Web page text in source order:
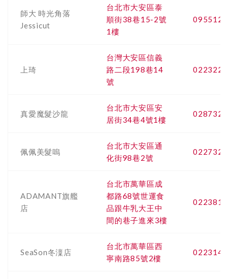
師大 時光角落
Jessicut
台北市大安區泰
順街38巷15-2號
1樓
上琦
台灣大安區信義
路二段198巷14
號
真愛魔髮沙龍
台北市大安區安
居街34巷4號1樓
佩佩美髮嗚
台北市大安區通
化街98巷2號
ADAMANT旗艦
店
台北市萬華區成
都路68號世運食
品跟牛乳大王中
間的巷子進來3樓
SeaSon冬澟店
台北市萬華區西
寧南路85號2樓